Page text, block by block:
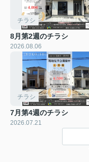
チラシ
8月第2週のチラシ
2026.08.06
チラシ
7月第4週のチラシ
2026.07.21